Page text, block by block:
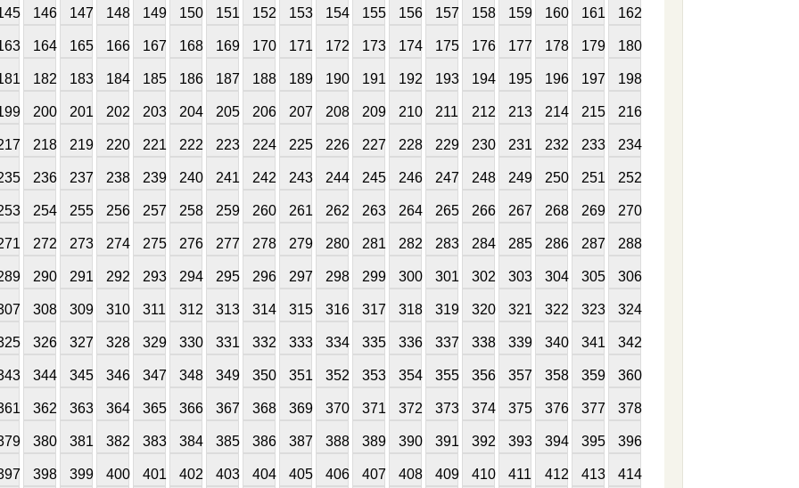
146 147 148 149 150 151 152 153 154 155 156 157 158 159 160 161 162
164 165 166 167 168 169 170 171 172 173 174 175 176 177 178 179 180
182 183 184 185 186 187 188 189 190 191 192 193 194 195 196 197 198
200 201 202 203 204 205 206 207 208 209 210 211 212 213 214 215 216
218 219 220 221 222 223 224 225 226 227 228 229 230 231 232 233 234
236 237 238 239 240 241 242 243 244 245 246 247 248 249 250 251 252
254 255 256 257 258 259 260 261 262 263 264 265 266 267 268 269 270
272 273 274 275 276 277 278 279 280 281 282 283 284 285 286 287 288
290 291 292 293 294 295 296 297 298 299 300 301 302 303 304 305 306
308 309 310 311 312 313 314 315 316 317 318 319 320 321 322 323 324
326 327 328 329 330 331 332 333 334 335 336 337 338 339 340 341 342
344 345 346 347 348 349 350 351 352 353 354 355 356 357 358 359 360
362 363 364 365 366 367 368 369 370 371 372 373 374 375 376 377 378
380 381 382 383 384 385 386 387 388 389 390 391 392 393 394 395 396
398 399 400 401 402 403 404 405 406 407 408 409 410 411 412 413 414